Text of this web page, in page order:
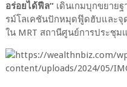
อร่อยได้ฟีล”เดินเกมบุกขยายฐ
รม์โลเคชันปักหมุดฟู๊ดฮับและจุ
ใน MRT สถานีศูนย์การประชุม